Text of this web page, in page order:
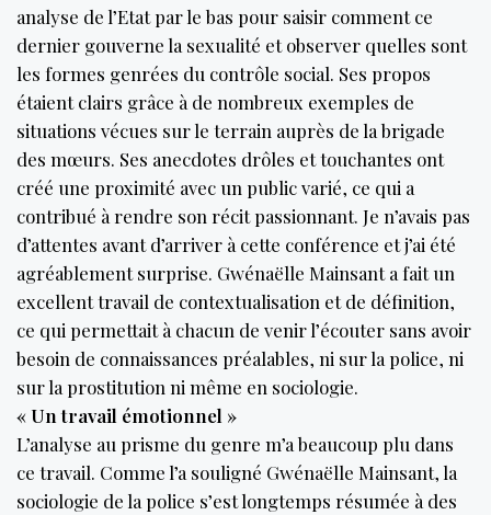
analyse de l’Etat par le bas pour saisir comment ce
dernier gouverne la sexualité et observer quelles sont
les formes genrées du contrôle social. Ses propos
étaient clairs grâce à de nombreux exemples de
situations vécues sur le terrain auprès de la brigade
des mœurs. Ses anecdotes drôles et touchantes ont
créé une proximité avec un public varié, ce qui a
contribué à rendre son récit passionnant. Je n’avais pas
d’attentes avant d’arriver à cette conférence et j’ai été
agréablement surprise. Gwénaëlle Mainsant a fait un
excellent travail de contextualisation et de définition,
ce qui permettait à chacun de venir l’écouter sans avoir
besoin de connaissances préalables, ni sur la police, ni
sur la prostitution ni même en sociologie.
« Un travail émotionnel »
L’analyse au prisme du genre m’a beaucoup plu dans
ce travail. Comme l’a souligné Gwénaëlle Mainsant, la
sociologie de la police s’est longtemps résumée à des